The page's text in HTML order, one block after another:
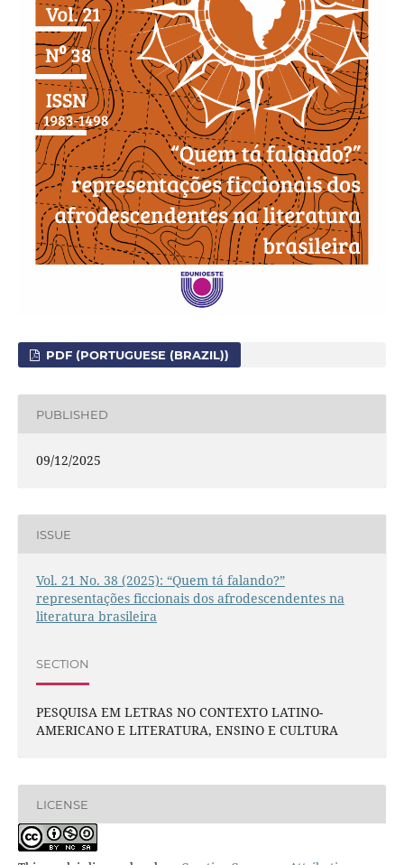
PDF (PORTUGUESE (BRAZIL))
PUBLISHED
09/12/2025
ISSUE
Vol. 21 No. 38 (2025): “Quem tá falando?”
representações ficcionais dos afrodescendentes na
literatura brasileira
SECTION
PESQUISA EM LETRAS NO CONTEXTO LATINO-
AMERICANO E LITERATURA, ENSINO E CULTURA
LICENSE